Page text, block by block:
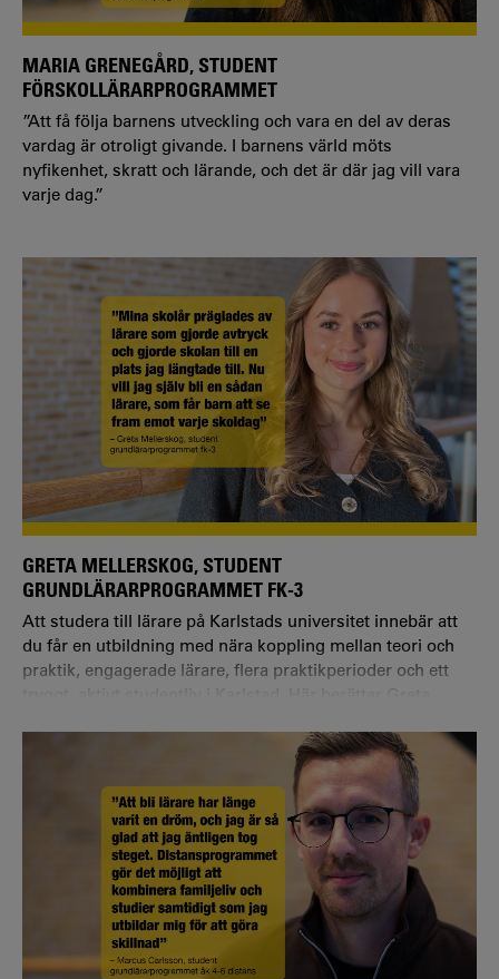
MARIA GRENEGÅRD, STUDENT
FÖRSKOLLÄRARPROGRAMMET
”Att få följa barnens utveckling och vara en del av deras
vardag är otroligt givande. I barnens värld möts
nyfikenhet, skratt och lärande, och det är där jag vill vara
varje dag.”
GRETA MELLERSKOG, STUDENT
GRUNDLÄRARPROGRAMMET FK-3
Att studera till lärare på Karlstads universitet innebär att
du får en utbildning med nära koppling mellan teori och
praktik, engagerade lärare, flera praktikperioder och ett
sin väg till läraryrket och hur hon upplever utbildningen